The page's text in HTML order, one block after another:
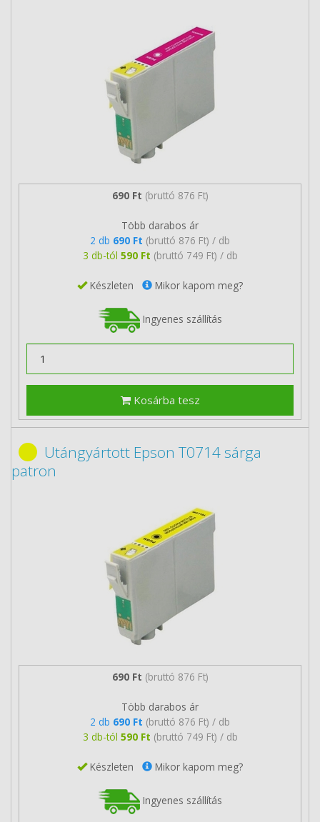
690 Ft (bruttó 876 Ft)
Több darabos ár
2 db 690 Ft (bruttó 876 Ft) / db
3 db-tól 590 Ft (bruttó 749 Ft) / db
Készleten Mikor kapom meg?
Ingyenes szállítás
Kosárba tesz
Utángyártott Epson T0714 sárga
patron
690 Ft (bruttó 876 Ft)
Több darabos ár
2 db 690 Ft (bruttó 876 Ft) / db
3 db-tól 590 Ft (bruttó 749 Ft) / db
Készleten Mikor kapom meg?
Ingyenes szállítás